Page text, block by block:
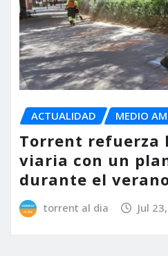
ACTUALIDAD MEDIO
Torrent refuerza
viaria con un
durante el
torrent al dia Jul